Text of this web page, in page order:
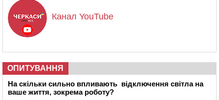
Канал YouTube
ОПИТУВАННЯ
На скільки сильно впливають відключення світла на
ваше життя, зокрема роботу?